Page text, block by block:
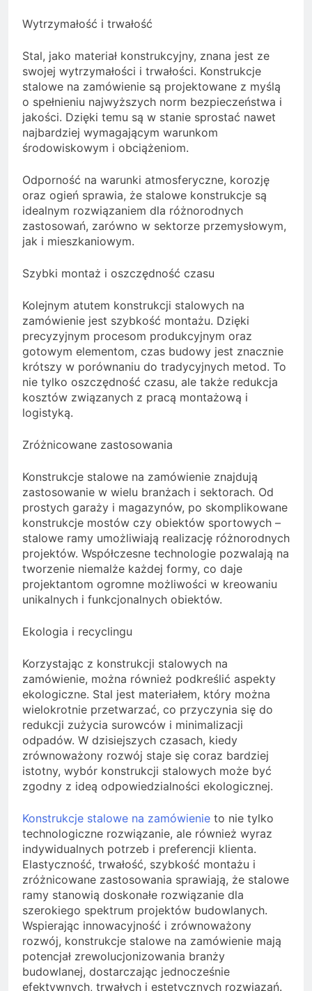
Wytrzymałość i trwałość
Stal, jako materiał konstrukcyjny, znana jest ze
swojej wytrzymałości i trwałości. Konstrukcje
stalowe na zamówienie są projektowane z myślą
o spełnieniu najwyższych norm bezpieczeństwa i
jakości. Dzięki temu są w stanie sprostać nawet
najbardziej wymagającym warunkom
środowiskowym i obciążeniom.
Odporność na warunki atmosferyczne, korozję
oraz ogień sprawia, że stalowe konstrukcje są
idealnym rozwiązaniem dla różnorodnych
zastosowań, zarówno w sektorze przemysłowym,
jak i mieszkaniowym.
Szybki montaż i oszczędność czasu
Kolejnym atutem konstrukcji stalowych na
zamówienie jest szybkość montażu. Dzięki
precyzyjnym procesom produkcyjnym oraz
gotowym elementom, czas budowy jest znacznie
krótszy w porównaniu do tradycyjnych metod. To
nie tylko oszczędność czasu, ale także redukcja
kosztów związanych z pracą montażową i
logistyką.
Zróżnicowane zastosowania
Konstrukcje stalowe na zamówienie znajdują
zastosowanie w wielu branżach i sektorach. Od
prostych garaży i magazynów, po skomplikowane
konstrukcje mostów czy obiektów sportowych –
stalowe ramy umożliwiają realizację różnorodnych
projektów. Współczesne technologie pozwalają na
tworzenie niemalże każdej formy, co daje
projektantom ogromne możliwości w kreowaniu
unikalnych i funkcjonalnych obiektów.
Ekologia i recyclingu
Korzystając z konstrukcji stalowych na
zamówienie, można również podkreślić aspekty
ekologiczne. Stal jest materiałem, który można
wielokrotnie przetwarzać, co przyczynia się do
redukcji zużycia surowców i minimalizacji
odpadów. W dzisiejszych czasach, kiedy
zrównoważony rozwój staje się coraz bardziej
istotny, wybór konstrukcji stalowych może być
zgodny z ideą odpowiedzialności ekologicznej.
Konstrukcje stalowe na zamówienie to nie tylko
technologiczne rozwiązanie, ale również wyraz
indywidualnych potrzeb i preferencji klienta.
Elastyczność, trwałość, szybkość montażu i
zróżnicowane zastosowania sprawiają, że stalowe
ramy stanowią doskonałe rozwiązanie dla
szerokiego spektrum projektów budowlanych.
Wspierając innowacyjność i zrównoważony
rozwój, konstrukcje stalowe na zamówienie mają
potencjał zrewolucjonizowania branży
budowlanej, dostarczając jednocześnie
efektywnych, trwałych i estetycznych rozwiązań.